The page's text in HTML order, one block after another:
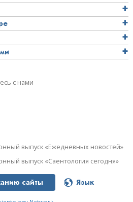
с нами
выпуск «Ежедневных новостей»
выпуск «Саентология сегодня»
сайты Язык